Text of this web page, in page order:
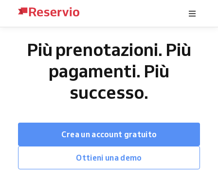
Più prenotazioni. Più
pagamenti. Più
successo.
Crea un account gratuito
Ottieni una demo